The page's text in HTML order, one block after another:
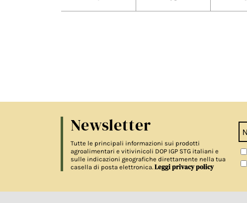
Newsletter
Tutte le principali informazioni sui prodotti
agroalimentari e vitivinicoli DOP IGP STG italiani e
sulle indicazioni geografiche direttamente nella tua
casella di posta elettronica. Leggi privacy policy